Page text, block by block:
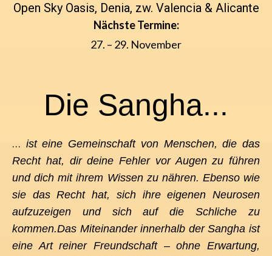
Open Sky Oasis, Denia, zw. Valencia & Alicante
Die Sangha...
… ist eine Gemeinschaft von Menschen, die das
Recht hat, dir deine Fehler vor Augen zu führen
und dich mit ihrem Wissen zu nähren. Ebenso wie
sie das Recht hat, sich ihre eigenen Neurosen
aufzuzeigen und sich auf die Schliche zu
kommen.Das Miteinander innerhalb der Sangha ist
eine Art reiner Freundschaft – ohne Erwartung,